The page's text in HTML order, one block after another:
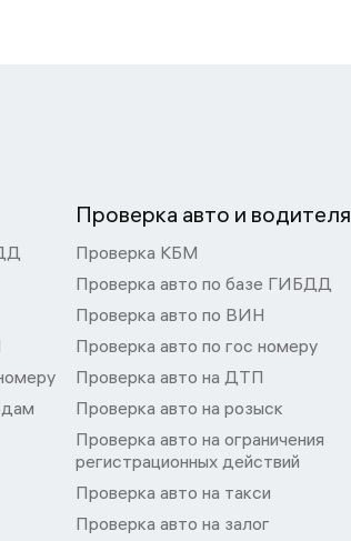
Проверка авто и водителя
Проверка КБМ
Проверка авто по базе ГИБДД
Проверка авто по ВИН
Проверка авто по гос номеру
Проверка авто на ДТП
Проверка авто на розыск
Проверка авто на ограничения
регистрационных действий
Проверка авто на такси
Проверка авто на залог